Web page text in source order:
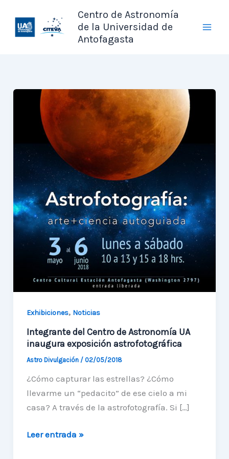
contenido
Centro de Astronomía
de la Universidad de
Antofagasta
Exhibiciones, Noticias
Integrante del Centro de Astronomía UA
inaugura exposición astrofotográfica
Astro Divulgación / 02/05/2018
¿Cómo capturar las estrellas? ¿Cómo
llevarme un “pedacito” de ese cielo a mi
casa? A través de la astrofotografía. Si […]
Integrante
Leer entrada »